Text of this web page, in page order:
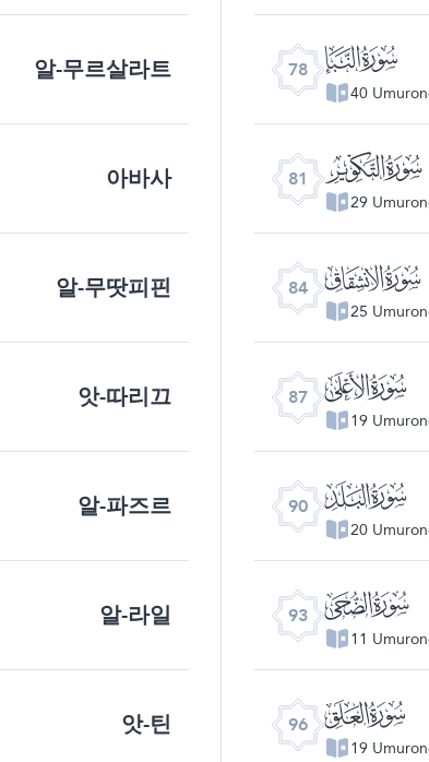
알-무르살라트 78 ﯻ
40
아바사 81 ﯾ
29
알-무땃피핀 84 ﰁ
25
앗-따리끄 87 ﰄ
19
알-파즈르 90 ﰇ
20
알-라일 93 ﰊ
11
앗-틴 96 ﰍ
19